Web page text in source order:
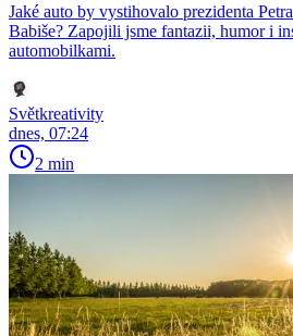
Jaké auto by vystihovalo prezidenta
Babiše? Zapojili jsme fantazii, humor i
automobilkami.
Světkreativity
dnes, 07:24
2 min